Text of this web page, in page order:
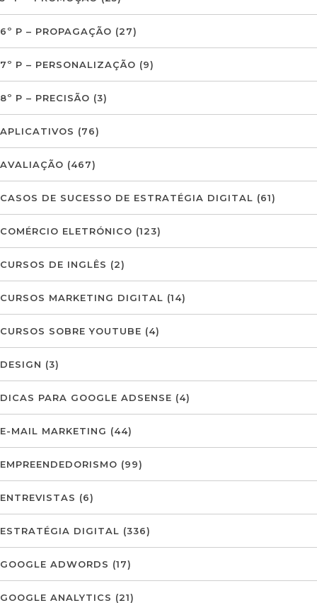
6º P – PROPAGAÇÃO (27)
7º P – PERSONALIZAÇÃO (9)
8º P – PRECISÃO (3)
APLICATIVOS (76)
AVALIAÇÃO (467)
CASOS DE SUCESSO DE ESTRATÉGIA DIGITAL (61)
COMÉRCIO ELETRÓNICO (123)
CURSOS DE INGLÊS (2)
CURSOS MARKETING DIGITAL (14)
CURSOS SOBRE YOUTUBE (4)
DESIGN (3)
DICAS PARA GOOGLE ADSENSE (4)
E-MAIL MARKETING (44)
EMPREENDEDORISMO (99)
ENTREVISTAS (6)
ESTRATÉGIA DIGITAL (336)
GOOGLE ADWORDS (17)
GOOGLE ANALYTICS (21)